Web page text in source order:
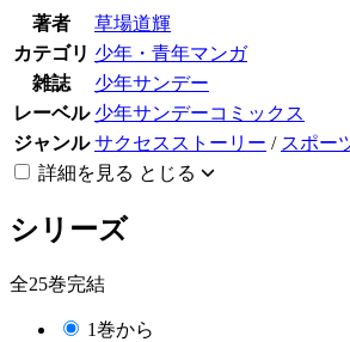
著者
草場道輝
カテゴリ 少年・青年マンガ
雑誌
少年サンデー
レーベル 少年サンデーコミックス
ジャンル サクセスストーリー / スポー
詳細を見る とじる
シリーズ
全25巻完結
1巻から